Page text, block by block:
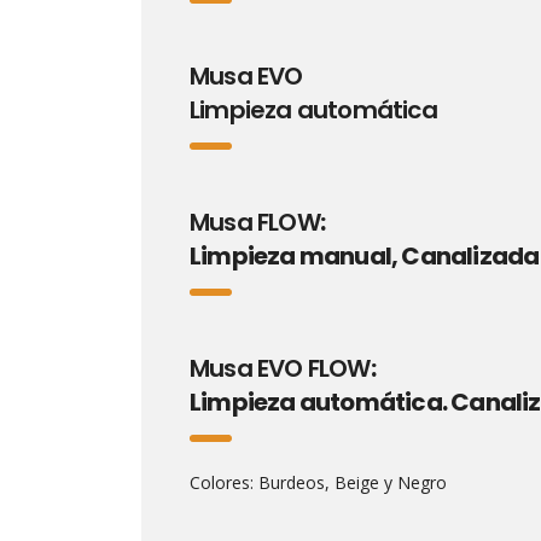
Musa EVO
Limpieza automática
Musa FLOW:
Limpieza manual, Canalizada
Musa EVO FLOW:
Limpieza automática.
Colores: Burdeos, Beige y Negro